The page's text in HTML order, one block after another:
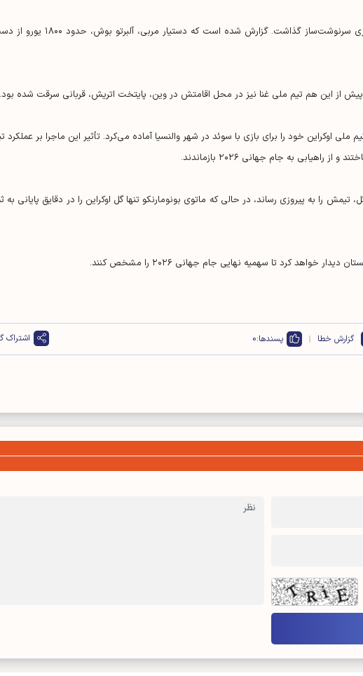
این حادثه تأثیر زیادی بر روحیه تیم قبل از بازی سرنوشت‌ساز گذاشت. گزارش شده است که دستیار مربی، آلبرتو
از این هم تیم ملی غنا نیز در محل اقامتش در وین، پایتخت اتریش، قربانی سرقت شده بود.
اوکراین خود را برای بازی با سوئد در شهر والنسیا آماده می‌کرد. تأثیر این ماجرا بر عملکرد
را به پیروزی رساند، در حالی که ماتوی بونومارنکو تنها گل اوکراین را در دقایق پایانی به
خواهد کرد تا سهمیه نهایی جام جهانی ۲۰۲۶ را مشخص کنند.
گزارش خطا پسندها:0 اشتراک